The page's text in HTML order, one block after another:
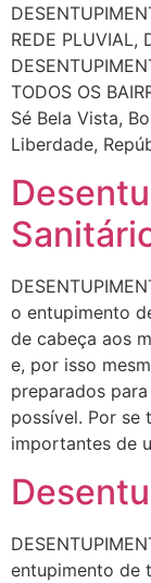
REDE PLUVIAL,
TODOS OS
Sé Bela Vista,
Liberdade,
o entupimento
de cabeça aos
e, por isso
preparados
possível. Por se
importantes de
entupimento de